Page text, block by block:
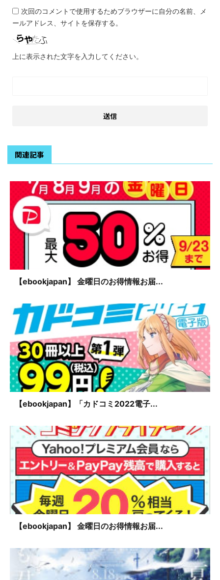
次回のコメントで使用するためブラウザーに自分の名前、メ
ールアドレス、サイトを保存する。
上に表示された文字を入力してください。
関連記事
【ebookjapan】 金曜日のお得情報お届...
【ebookjapan】「カドコミ2022電子...
【ebookjapan】 金曜日のお得情報お届...